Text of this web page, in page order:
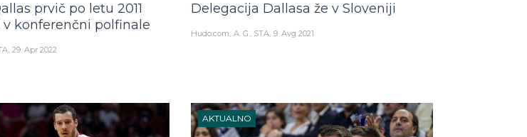
prvič po letu 2011
v konferenčni polfinale
29. Apr 2022
Delegacija Dallasa že v Sloveniji
Hudo.com A. G., STA 9. Avg 2021
AKTUALNO